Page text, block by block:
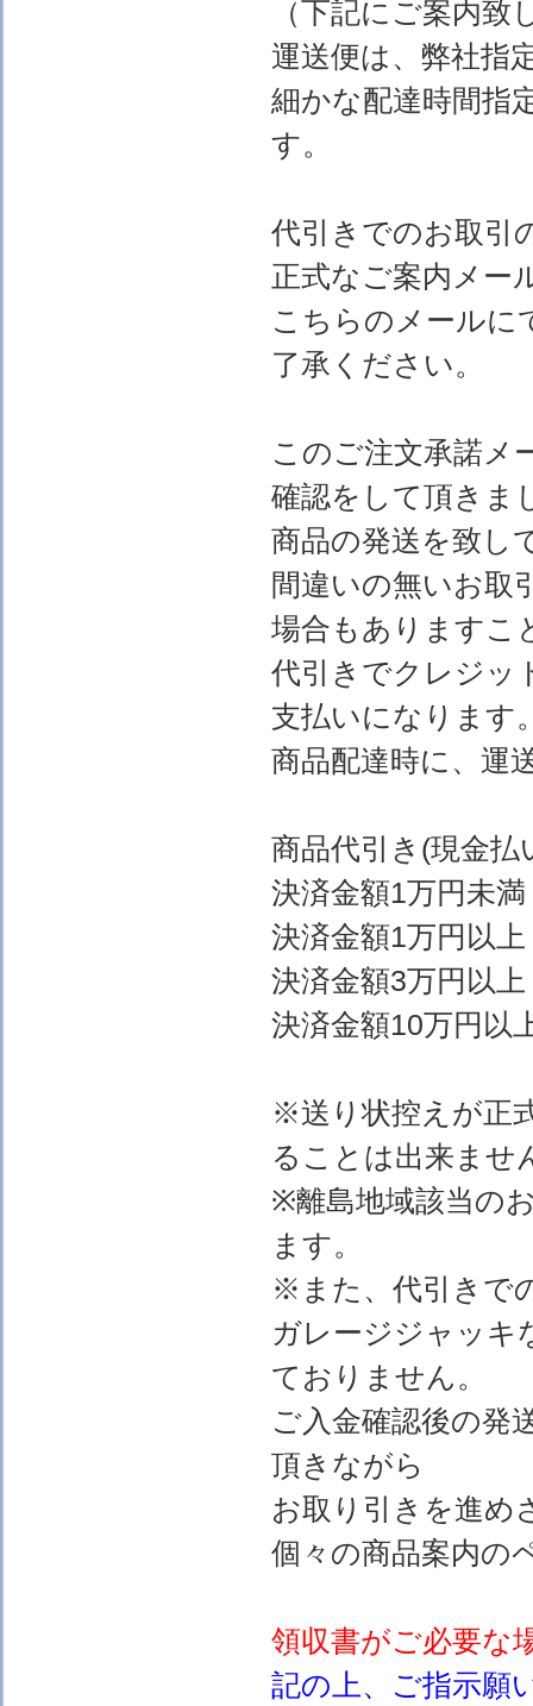
（下記にご案内
運送便は、弊社指
細かな配達時間指
す。
代引きでのお取引
正式なご案内メー
こちらのメールに
了承ください。
このご注文承諾メ
確認をして頂きま
商品の発送を致し
間違いの無いお取
場合もありますこ
代引きでクレジッ
支払いになります
商品配達時に、運
商品代引き(現金
決済金額1万
決済金額1万円以
決済金額3万円以
決済金額10万円以
※送り状控えが正
ることは出来ませ
※離島地域該当の
ます。
※また、代引きで
ガレージジャッキ
ておりません。
ご入金確認後の発
頂きながら
お取り引きを進め
個々の商品案内の
領収書がご必要な
記の上、ご指示願